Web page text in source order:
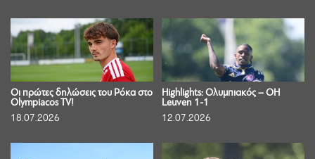
Οι πρώτες δηλώσεις του Ρόκα στο
Olympiacos TV!
18.07.2026
Highlights: Ολυμπιακός – OH
Leuven 1-1
12.07.2026